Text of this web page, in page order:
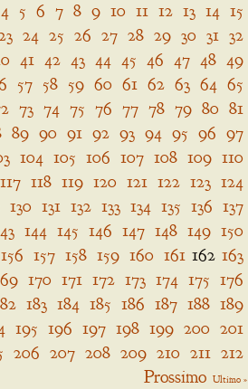
4 5 6 7 8 9 10 11 12 13 14 15
24 25 26 27 28 29 30 31 32
41 42 43 44 45 46 47 48 49
57 58 59 60 61 62 63 64 65
73 74 75 76 77 78 79 80 81
89 90 91 92 93 94 95 96 97
104 105 106 107 108 109 110
117 118 119 120 121 122 123 124
130 131 132 133 134 135 136 137
144 145 146 147 148 149 150
156 157 158 159 160 161 162 163
170 171 172 173 174 175 176
183 184 185 186 187 188 189
195 196 197 198 199 200 201
206 207 208 209 210 211 212
Prossimo Ultimo »